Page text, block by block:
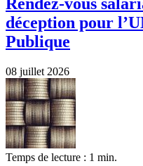
Rendez-vous
déception pour
Publique
08 juillet 2026
Temps de lecture : 1 min.